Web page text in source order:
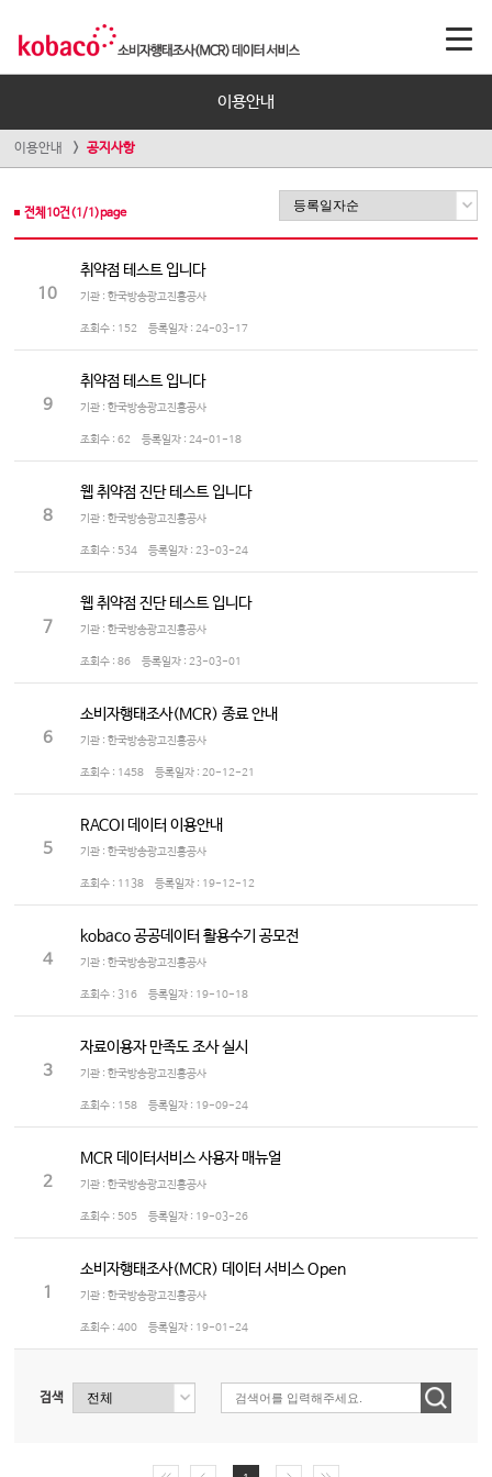
이용안내
이용안내 공지사항
전체 10건(1 /1 )page
10
취약점 테스트 입니다
기관 : 한국방송광고진흥공사
조회수 : 152 등록일자 : 24-03-17
9
취약점 테스트 입니다
기관 : 한국방송광고진흥공사
조회수 : 62 등록일자 : 24-01-18
8
웹 취약점 진단 테스트 입니다
기관 : 한국방송광고진흥공사
조회수 : 534 등록일자 : 23-03-24
7
웹 취약점 진단 테스트 입니다
기관 : 한국방송광고진흥공사
조회수 : 86 등록일자 : 23-03-01
6
소비자행태조사(MCR) 종료 안내
기관 : 한국방송광고진흥공사
조회수 : 1458 등록일자 : 20-12-21
5
RACOI 데이터 이용안내
기관 : 한국방송광고진흥공사
조회수 : 1138 등록일자 : 19-12-12
4
kobaco 공공데이터 활용수기 공모전
기관 : 한국방송광고진흥공사
조회수 : 316 등록일자 : 19-10-18
3
자료이용자 만족도 조사 실시
기관 : 한국방송광고진흥공사
조회수 : 158 등록일자 : 19-09-24
2
MCR 데이터서비스 사용자 매뉴얼
기관 : 한국방송광고진흥공사
조회수 : 505 등록일자 : 19-03-26
1
소비자행태조사(MCR) 데이터 서비스 Open
기관 : 한국방송광고진흥공사
조회수 : 400 등록일자 : 19-01-24
검색